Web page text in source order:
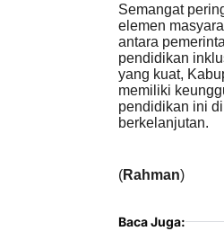
Semangat
elemen
antara
pendidikan
yang kuat,
memiliki
pendidikan ini
berkelanjutan.
(Rahman)
Baca Juga: